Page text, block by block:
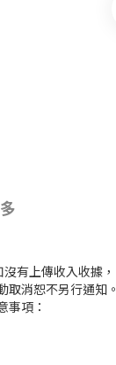
有上傳收入收據，
消恕不另行通知。
事項：